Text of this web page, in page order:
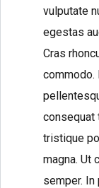
vulputate
egestas
Cras
commodo.
consequat
tristique
magna. Ut
semper.